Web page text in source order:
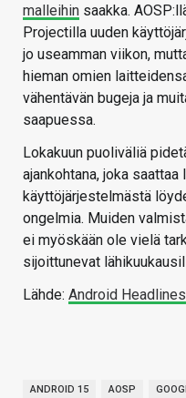
malleihin saakka.
Projectilla uuden
jo useamman viikon,
hieman omien
vähentävän bugeja ja
saapuessa.
Lokakuun puoliväliä
ajankohtana, joka saattaa
käyttöjärjestelmästä
ongelmia. Muiden
ei myöskään ole vielä
sijoittunevat
Lähde: Android Headlines
ANDROID 15 AOSP